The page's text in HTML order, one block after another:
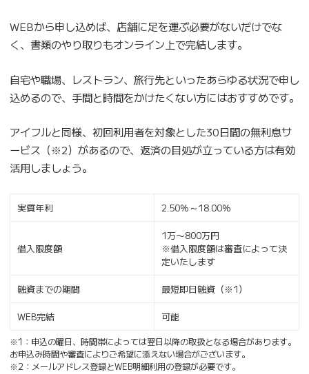
WEBから申し込めば、店舗に足を運ぶ必要がないだけでな
く、書類のやり取りもオンライン上で完結します。
自宅や職場、レストラン、旅行先といったあらゆる状況で申し
込めるので、手間と時間をかけたくない方にはおすすめです。
アイフルと同様、初回利用者を対象とした30日間の無利息サ
ービス（※2）があるので、返済の目処が立っている方は有効
活用しましょう。
実質年利 2.50％～18.00％
借入限度額
1万〜800万円
※借入限度額は審査によって決
定いたします
融資までの期間 最短即日融資（※1）
WEB完結 可能
※1：申込の曜日、時間帯によっては翌日以降の取扱となる場合があります。
お申込み時間や審査によりご希望に添えない場合がございます。
※2：メールアドレス登録とWEB明細利用の登録が必要です。